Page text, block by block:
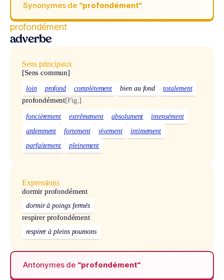
Synonymes de “profondément“
profondément
adverbe
Sens principaux
[Sens commun]
loin profond complètement bien au fond totalement
profondément[Fig.]
foncièrement extrêmement absolument
intensément
ardemment
fortement vivement
intimement
parfaitement
pleinement
Expressions
dormir profondément
dormir à poings fermés
respirer profondément
respirer à pleins poumons
Antonymes de “profondément“